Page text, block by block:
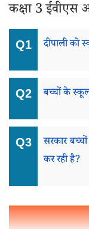
कक्षा 3 ईवीएस
दीपाली को
बच्चों के
सरकार
कर रही है?